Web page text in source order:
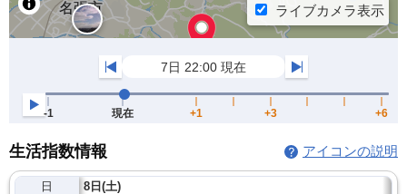
生活指数情報 アイコンの説明
日
8日(土)